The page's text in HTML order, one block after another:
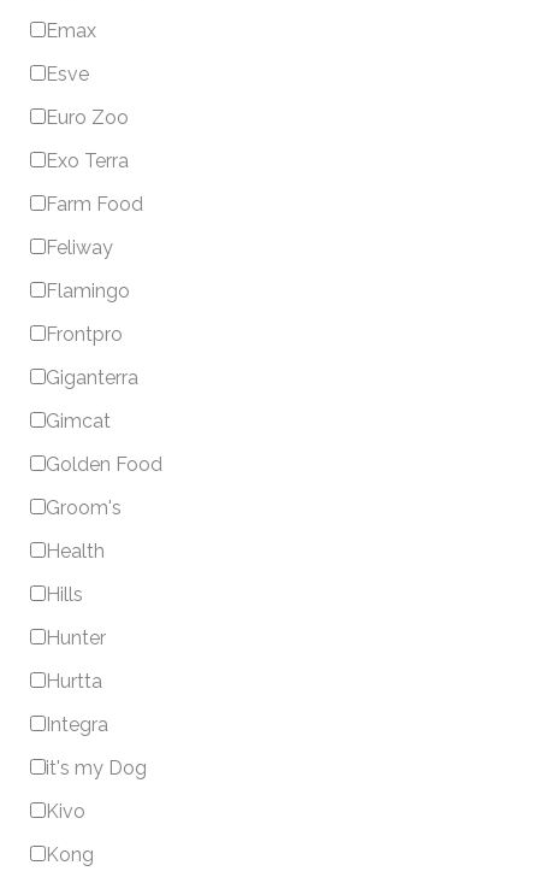
Emax
Esve
Euro Zoo
Exo Terra
Farm Food
Feliway
Flamingo
Frontpro
Giganterra
Gimcat
Golden Food
Groom's
Health
Hills
Hunter
Hurtta
Integra
it's my Dog
Kivo
Kong